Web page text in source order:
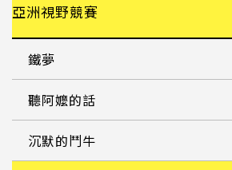
亞洲視野競賽
鐵夢
聽阿嬤的話
沉默的鬥牛